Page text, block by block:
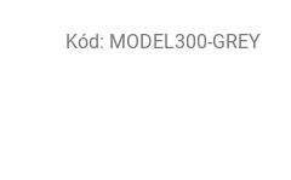
Kód: MODEL300-GREY